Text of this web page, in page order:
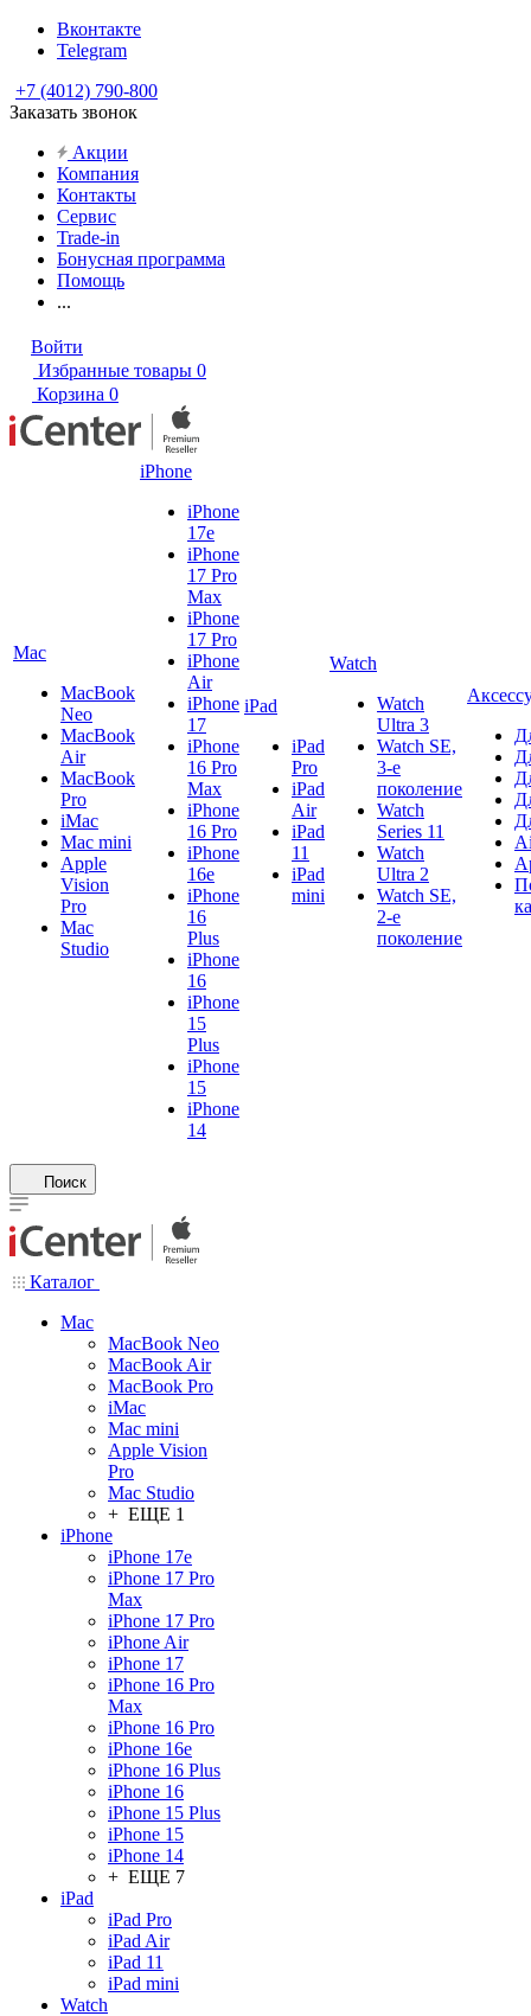
Вконтакте
Telegram
+7 (4012) 790-800
Заказать звонок
Акции
Компания
Контакты
Сервис
Trade-in
Бонусная программа
Помощь
...
Войти
Избранные товары 0
Корзина 0
Mac
MacBook
Neo
MacBook
Air
MacBook
Pro
iMac
Mac mini
Apple
Vision
Pro
Mac
Studio
iPhone
iPhone
17e
iPhone
17 Pro
Max
iPhone
17 Pro
iPhone
Air
iPhone
17
iPhone
16 Pro
Max
iPhone
16 Pro
iPhone
16e
iPhone
16
Plus
iPhone
16
iPhone
15
Plus
iPhone
15
iPhone
14
iPad
iPad
Pro
iPad
Air
iPad
11
iPad
mini
Watch
Watch
Ultra 3
Watch SE,
3-е
поколение
Watch
Series 11
Watch
Ultra 2
Watch SE,
2-е
поколение
Поиск
Каталог
Mac
MacBook Neo
MacBook Air
MacBook Pro
iMac
Mac mini
Apple Vision
Pro
Mac Studio
+ ЕЩЕ 1
iPhone
iPhone 17e
iPhone 17 Pro
Max
iPhone 17 Pro
iPhone Air
iPhone 17
iPhone 16 Pro
Max
iPhone 16 Pro
iPhone 16e
iPhone 16 Plus
iPhone 16
iPhone 15 Plus
iPhone 15
iPhone 14
+ ЕЩЕ 7
iPad
iPad Pro
iPad Air
iPad 11
iPad mini
Watch